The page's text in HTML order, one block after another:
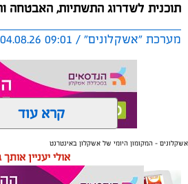
תוכנית לשדרוג התשתיות, האבטחה
מערכת "אשקלונים" / 09:01 04.08.26
תגים:אשקלון, מרינה
החברה הכלכלית הציגה לנציגי
קרא עוד
אשקלונים - המקומון היומי של אשקלון באינטרנט
אולי יעניין אותך